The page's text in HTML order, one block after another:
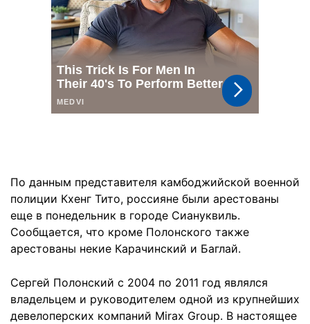
По данным представителя камбоджийской военной
полиции Кхенг Тито, россияне были арестованы
еще в понедельник в городе Сиануквиль.
Сообщается, что кроме Полонского также
арестованы некие Карачинский и Баглай.
Сергей Полонский с 2004 по 2011 год являлся
владельцем и руководителем одной из крупнейших
девелоперских компаний Mirax Group. В настоящее